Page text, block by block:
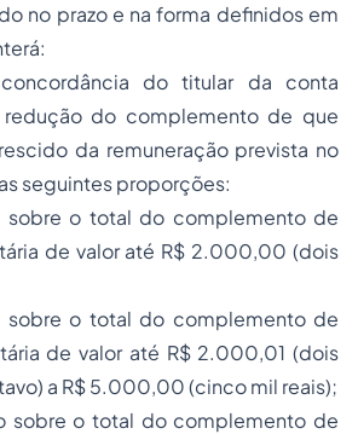
no prazo e na forma definidos em
do titular da conta
do complemento de que
da remuneração prevista no
seguintes proporções:
sobre o total do complemento de
de valor até R$ 2.000,00 (dois
o total do complemento de
de valor até R$ 2.000,01 (dois
a R$ 5.000,00 (cinco mil reais);
sobre o total do complemento de